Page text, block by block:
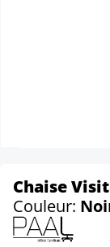
Chaise
Couleur: